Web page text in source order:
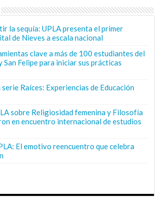
la sequía: UPLA presenta el primer
de Nieves a escala nacional
clave a más de 100 estudiantes del
San Felipe para iniciar sus prácticas
Raíces: Experiencias de Educación
sobre Religiosidad femenina y Filosofía
en encuentro internacional de estudios
El emotivo reencuentro que celebra